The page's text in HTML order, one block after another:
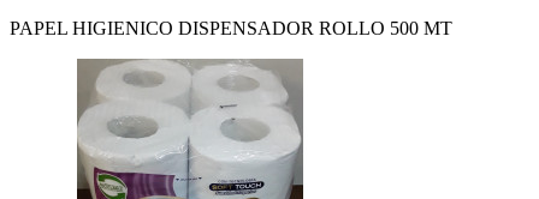
PAPEL HIGIENICO DISPENSADOR ROLLO 500 MT